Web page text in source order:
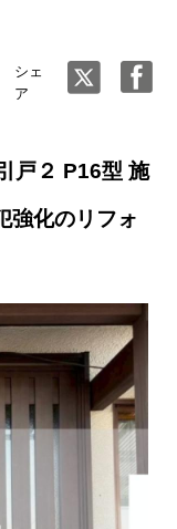
シェ
ア
戸２ P16型 施
強化のリフォ